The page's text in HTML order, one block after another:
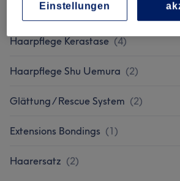
Specials (2)
Haarpflege Kerastase (4)
Haarpflege Shu Uemura (2)
Glättung / Rescue System (2)
Extensions Bondings (1)
Haarersatz (2)
Einstellungen